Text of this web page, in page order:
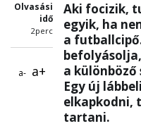
Olvasási
idő
2perc
a- a+
Aki focizik,
egyik, ha
a
a különböző
Egy új
elkapkodni,
tartani.